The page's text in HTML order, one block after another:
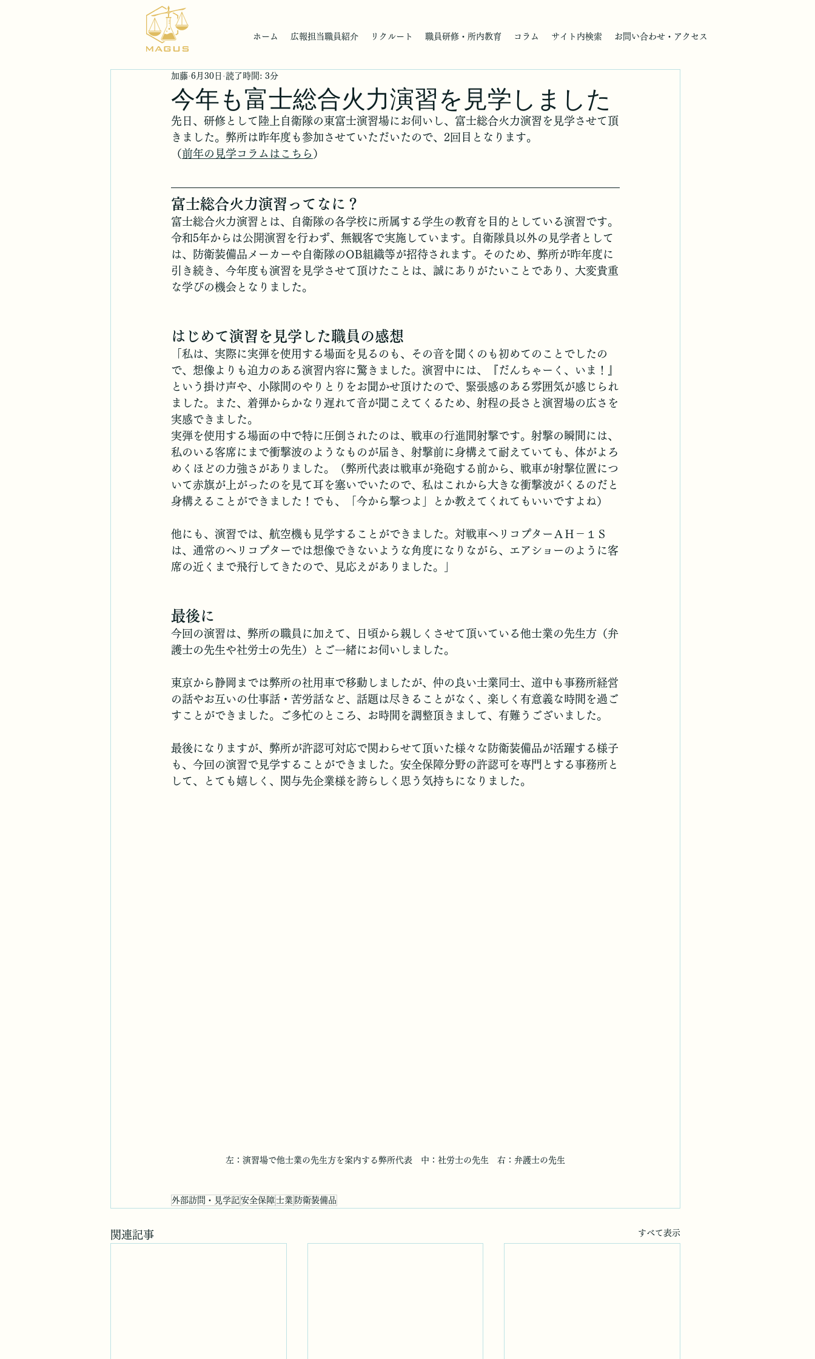
ホーム 広報担当職員紹介 リクルート 職員研修・所内教育 コラム サイト内検索 お問い合わせ・アクセス
今年も富士総合火力演習を見学しました
加藤 6月30日 読了時間: 3分
先日、研修として陸上自衛隊の東富士演習場にお伺いし、富士総合火力演習を見学させて頂
きました。弊所は昨年度も参加させていただいたので、2回目となります。
（前年の見学コラムはこちら ）
富士総合火力演習ってなに？
富士総合火力演習とは、自衛隊の各学校に所属する学生の教育を目的としている演習です。
令和5年からは公開演習を行わず、無観客で実施しています。自衛隊員以外の見学者として
は、防衛装備品メーカーや自衛隊のOB組織等が招待されます。そのため、弊所が昨年度に
引き続き、今年度も演習を見学させて頂けたことは、誠にありがたいことであり、大変貴重
な学びの機会となりました。
はじめて演習を見学した職員の感想
「私は、実際に実弾を使用する場面を見るのも、その音を聞くのも初めてのことでしたの
で、想像よりも迫力のある演習内容に驚きました。演習中には、『だんちゃーく、いま！』
という掛け声や、小隊間のやりとりをお聞かせ頂けたので、緊張感のある雰囲気が感じられ
ました。また、着弾からかなり遅れて音が聞こえてくるため、射程の長さと演習場の広さを
実感できました。
実弾を使用する場面の中で特に圧倒されたのは、戦車の行進間射撃です。射撃の瞬間には、
私のいる客席にまで衝撃波のようなものが届き、射撃前に身構えて耐えていても、体がよろ
めくほどの力強さがありました。（弊所代表は戦車が発砲する前から、戦車が射撃位置につ
いて赤旗が上がったのを見て耳を塞いでいたので、私はこれから大きな衝撃波がくるのだと
身構えることができました！でも、「今から撃つよ」とか教えてくれてもいいですよね）
他にも、演習では、航空機も見学することができました。対戦車ヘリコプターＡＨ－１Ｓ
は、通常のヘリコプターでは想像できないような角度になりながら、エアショーのように客
席の近くまで飛行してきたので、見応えがありました。」
最後に
今回の演習は、弊所の職員に加えて、日頃から親しくさせて頂いている他士業の先生方（弁
護士の先生や社労士の先生）とご一緒にお伺いしました。
東京から静岡までは弊所の社用車で移動しましたが、仲の良い士業同士、道中も事務所経営
の話やお互いの仕事話・苦労話など、話題は尽きることがなく、楽しく有意義な時間を過ご
すことができました。ご多忙のところ、お時間を調整頂きまして、有難うございました。
最後になりますが、弊所が許認可対応で関わらせて頂いた様々な防衛装備品が活躍する様子
も、今回の演習で見学することができました。安全保障分野の許認可を専門とする事務所と
して、とても嬉しく、関与先企業様を誇らしく思う気持ちになりました。
左：演習場で他士業の先生方を案内する弊所代表　中：社労士の先生　右：弁護士の先生
外部訪問・見学記安全保障士業 防衛装備品
関連記事 すべて表示